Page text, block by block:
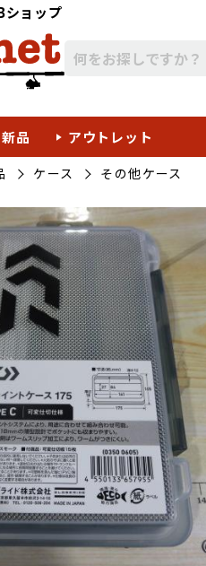
ショップ
新品 アウトレット
ケース その他ケース